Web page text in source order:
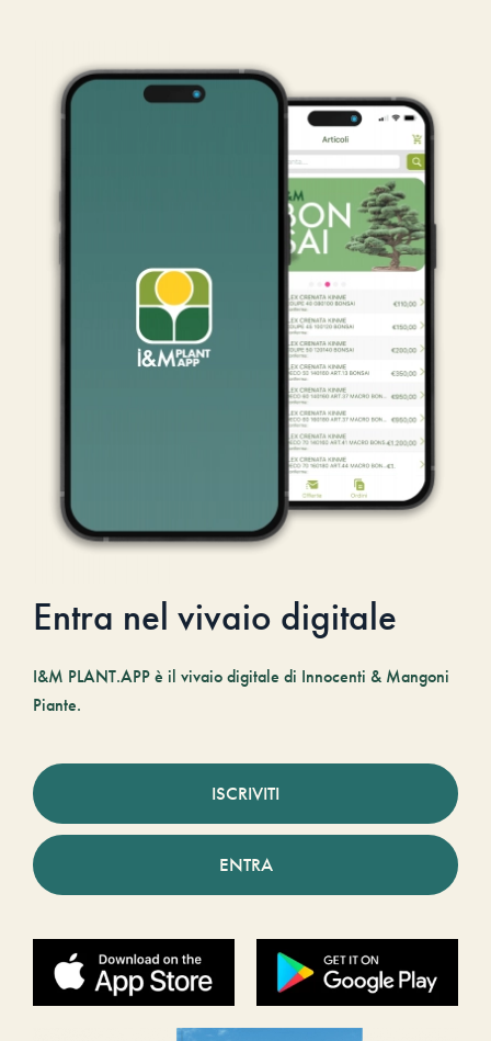
Entra nel vivaio digitale
I&M PLANT.APP è il vivaio digitale di Innocenti & Mangoni
Piante.
ISCRIVITI
ENTRA